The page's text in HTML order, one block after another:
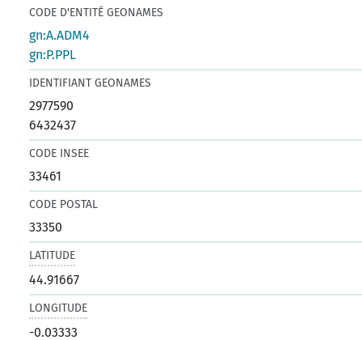
CODE D'ENTITÉ GEONAMES
gn:A.ADM4
gn:P.PPL
IDENTIFIANT GEONAMES
2977590
6432437
CODE INSEE
33461
CODE POSTAL
33350
LATITUDE
44.91667
LONGITUDE
-0.03333